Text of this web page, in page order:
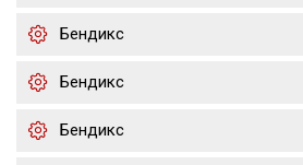
Бендикс
Бендикс
Бендикс